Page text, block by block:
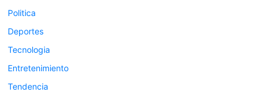
Politica
Deportes
Tecnologia
Entretenimiento
Tendencia